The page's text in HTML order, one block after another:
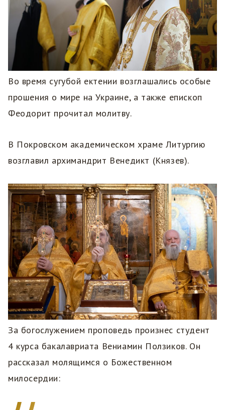
Во время сугубой ектении возглашались особые
прошения о мире на Украине, а также епископ
Феодорит прочитал молитву.
В Покровском академическом храме Литургию
возглавил архимандрит Венедикт (Князев).
За богослужением проповедь произнес студент
4 курса бакалавриата Вениамин Ползиков. Он
рассказал молящимся о Божественном
милосердии: